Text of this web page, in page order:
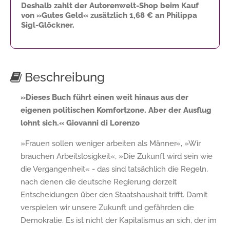
Deshalb zahlt der Autorenwelt-Shop beim Kauf
von »Gutes Geld« zusätzlich 1,68 € an Philippa
Sigl-Glöckner.
Beschreibung
»Dieses Buch führt einen weit hinaus aus der
eigenen politischen Komfortzone. Aber der Ausflug
lohnt sich.« Giovanni di Lorenzo
»Frauen sollen weniger arbeiten als Männer«, »Wir
brauchen Arbeitslosigkeit«, »Die Zukunft wird sein wie
die Vergangenheit« - das sind tatsächlich die Regeln,
nach denen die deutsche Regierung derzeit
Entscheidungen über den Staatshaushalt trifft. Damit
verspielen wir unsere Zukunft und gefährden die
Demokratie. Es ist nicht der Kapitalismus an sich, der im